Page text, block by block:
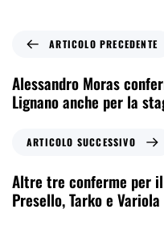
ARTICOLO PRECEDENTE
Alessandro Moras
Lignano anche per la
ARTICOLO SUCCESSIVO
Altre tre conferme per
Presello, Tarko e Variola